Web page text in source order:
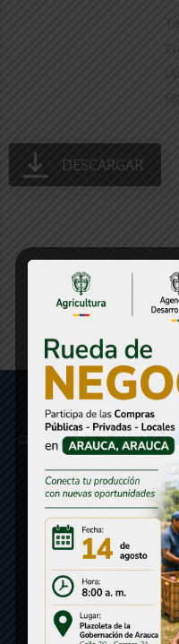
DESCARGAR
Gobernación de Arauca